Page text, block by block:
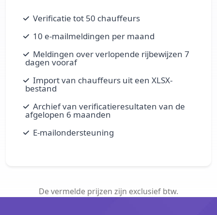
Verificatie tot 50 chauffeurs
10 e-mailmeldingen per maand
Meldingen over verlopende rijbewijzen 7
dagen vooraf
Import van chauffeurs uit een XLSX-
bestand
Archief van verificatieresultaten van de
afgelopen 6 maanden
E-mailondersteuning
De vermelde prijzen zijn exclusief btw.